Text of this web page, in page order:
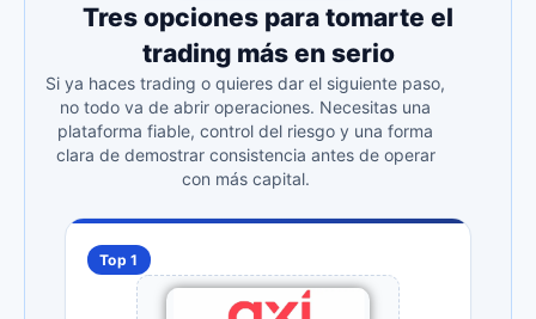
Tres opciones para tomarte el
trading más en serio
Si ya haces trading o quieres dar el siguiente paso,
no todo va de abrir operaciones. Necesitas una
plataforma fiable, control del riesgo y una forma
clara de demostrar consistencia antes de operar
con más capital.
Top 1